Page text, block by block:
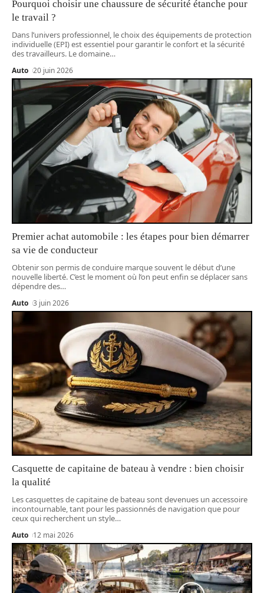
Pourquoi choisir une chaussure de sécurité étanche pour
le travail ?
Dans l’univers professionnel, le choix des équipements de protection
individuelle (EPI) est essentiel pour garantir le confort et la sécurité
des travailleurs. Le domaine…
Auto 20 juin 2026
Premier achat automobile : les étapes pour bien démarrer
sa vie de conducteur
Obtenir son permis de conduire marque souvent le début d’une
nouvelle liberté. C’est le moment où l’on peut enfin se déplacer sans
dépendre des…
Auto 3 juin 2026
Casquette de capitaine de bateau à vendre : bien choisir
la qualité
Les casquettes de capitaine de bateau sont devenues un accessoire
incontournable, tant pour les passionnés de navigation que pour
ceux qui recherchent un style…
Auto 12 mai 2026